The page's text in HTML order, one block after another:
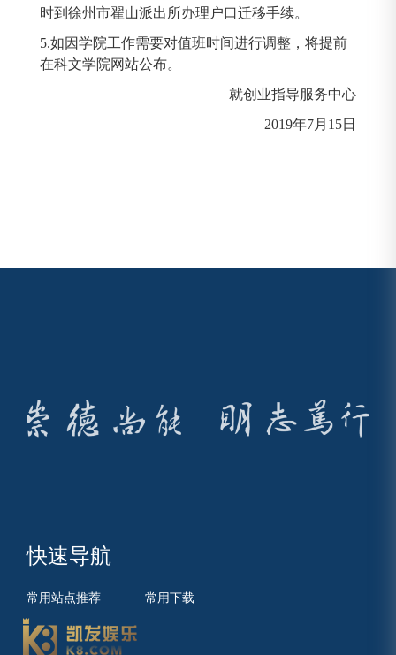
时到徐州市翟山派出所办理户口迁移手续。
5.如因学院工作需要对值班时间进行调整，将提前
在科文学院网站公布。
就创业指导服务中心
2019年7月15日
快速导航
常用站点推荐 常用下载